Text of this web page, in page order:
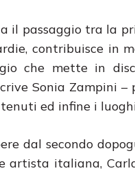
il passaggio tra la
contribuisce in
che mette in
Sonia Zampini –
ed infine i luoghi
dal secondo
artista italiana,